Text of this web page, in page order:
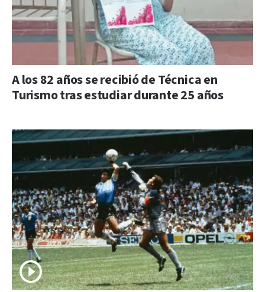
A los 82 años se recibió de Técnica en
Turismo tras estudiar durante 25 años